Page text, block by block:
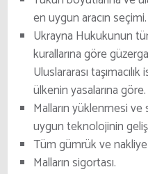
en uygun aracın seçimi.
Ukrayna Hukukunun
kurallarına göre
Uluslararası
ülkenin yasalarına göre.
Malların yüklenmesi
uygun teknolojinin
Tüm gümrük ve
Malların sigortası.